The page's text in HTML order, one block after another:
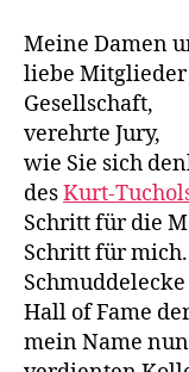
Meine Damen
liebe
Gesellschaft,
verehrte Jury,
wie Sie sich
desKurt-
Schritt für die
Schritt für
Hall of Fame
mein Name